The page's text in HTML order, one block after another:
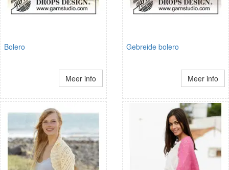
Bolero
Meer info
Gebreide bolero
Meer info